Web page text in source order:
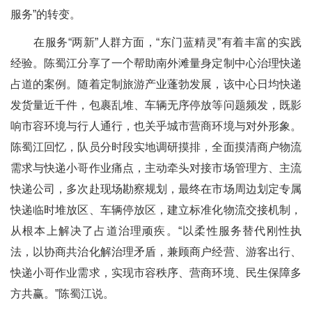
服务”的转变。
在服务“两新”人群方面，“东门蓝精灵”有着丰富的实践
经验。陈蜀江分享了一个帮助南外滩量身定制中心治理快递
占道的案例。随着定制旅游产业蓬勃发展，该中心日均快递
发货量近千件，包裹乱堆、车辆无序停放等问题频发，既影
响市容环境与行人通行，也关乎城市营商环境与对外形象。
陈蜀江回忆，队员分时段实地调研摸排，全面摸清商户物流
需求与快递小哥作业痛点，主动牵头对接市场管理方、主流
快递公司，多次赴现场勘察规划，最终在市场周边划定专属
快递临时堆放区、车辆停放区，建立标准化物流交接机制，
从根本上解决了占道治理顽疾。“以柔性服务替代刚性执
法，以协商共治化解治理矛盾，兼顾商户经营、游客出行、
快递小哥作业需求，实现市容秩序、营商环境、民生保障多
方共赢。”陈蜀江说。